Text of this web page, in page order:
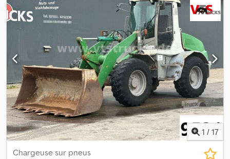
1 / 17
Chargeuse sur pneus